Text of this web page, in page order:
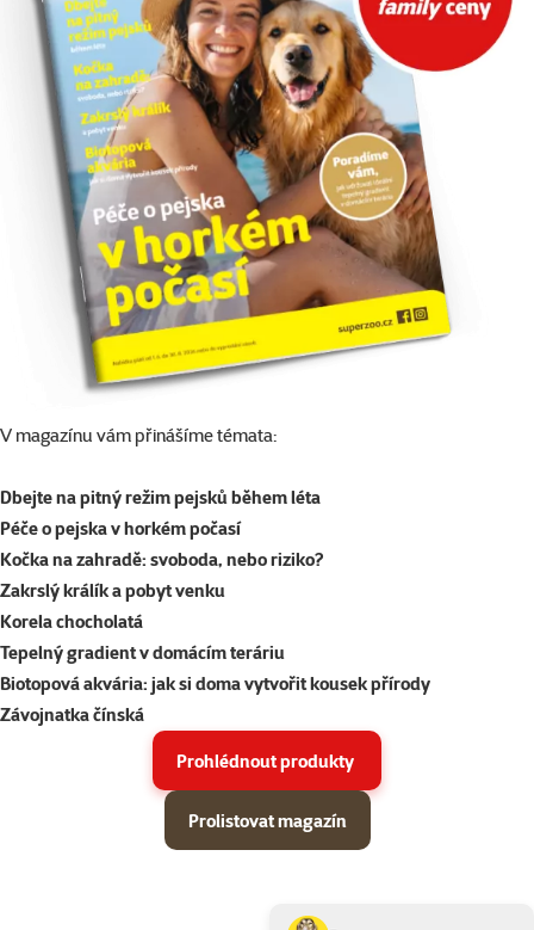
V magazínu vám přinášíme témata:
Dbejte na pitný režim pejsků během léta
Péče o pejska v horkém počasí
Kočka na zahradě: svoboda, nebo riziko?
Zakrslý králík a pobyt venku
Korela chocholatá
Tepelný gradient v domácím teráriu
Biotopová akvária: jak si doma vytvořit kousek přírody
Závojnatka čínská
Prohlédnout produkty
Prolistovat magazín
Podkategorie